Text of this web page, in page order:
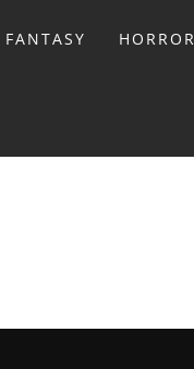
FANTASY HORROR